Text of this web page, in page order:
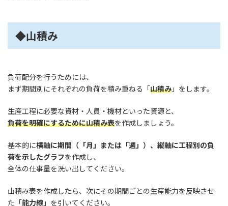
◆山積み
負荷配分を行うためには、
まず期間別にそれぞれの負荷を積み重ねる「山積み 」をします。
生産工程に必要な資材・人員・機材といった資源と、
負荷を明確にするために山積み表を作成しましょう。
基本的に横軸に期間（「月」または「週」）、縦軸に工程別の負
荷を示したグラフを作成し、
全体の仕事量を洗い出してください。
山積み表を作成したら、次にその期間ごとの生産能力を反映させ
た「能力線 」を引いてください。